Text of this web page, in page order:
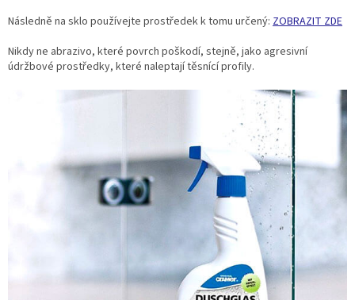
Následně na sklo používejte prostředek k tomu určený: ZOBRAZIT ZDE
Nikdy ne abrazivo, které povrch poškodí, stejně, jako agresivní
údržbové prostředky, které naleptají těsnící profily.